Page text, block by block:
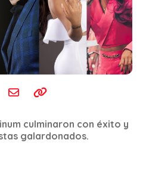
culminaron con éxito y
galardonados.